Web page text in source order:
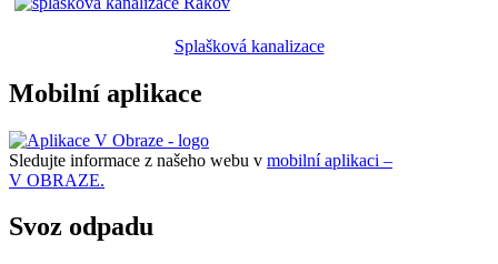
Splašková kanalizace
Mobilní aplikace
Sledujte informace z našeho webu v mobilní aplikaci –
V OBRAZE.
Svoz odpadu